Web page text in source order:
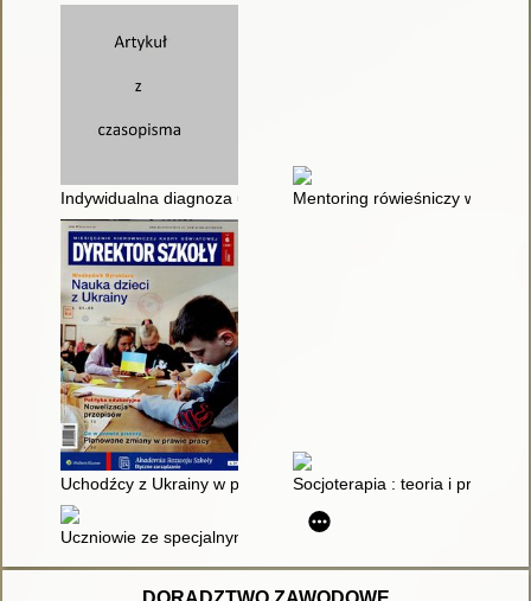
Indywidualna diagnoza ucznia cudzoziemskiego
Mentoring rówieśniczy w
Uchodźcy z Ukrainy w polskich klasachSocjoterapia : teoria i praktyka.
Uczniowie ze specjalnymi potrzebami edukacyjnymi : pomoc